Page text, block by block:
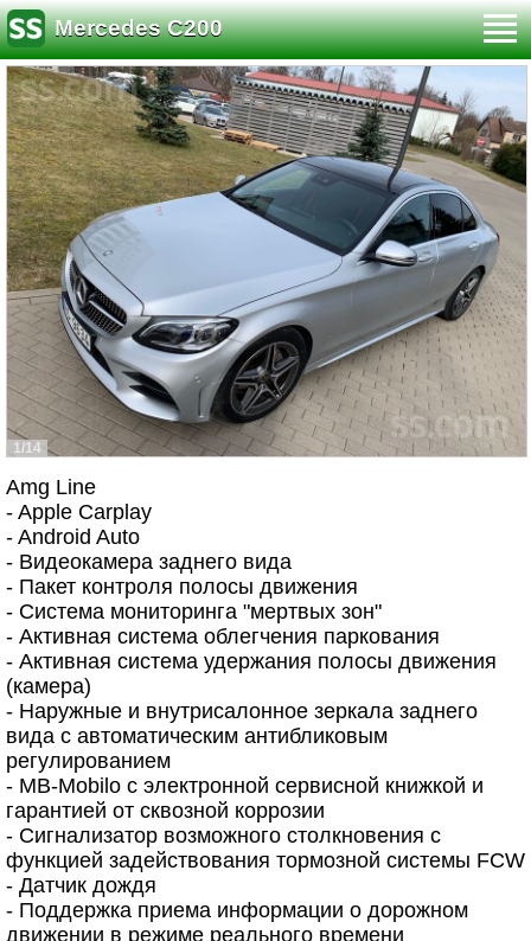
Mercedes C200
1/14
Amg Line
- Apple Carplay
- Android Auto
- Видеокамера заднего вида
- Пакет контроля полосы движения
- Система мониторинга "мертвых зон"
- Активная система облегчения паркования
- Активная система удержания полосы движения
(камера)
- Наружные и внутрисалонное зеркала заднего
вида с автоматическим антибликовым
регулированием
- MB-Mobilo с электронной сервисной книжкой и
гарантией от сквозной коррозии
- Сигнализатор возможного столкновения с
функцией задействования тормозной системы FCW
- Датчик дождя
- Поддержка приема информации о дорожном
движении в режиме реального времени